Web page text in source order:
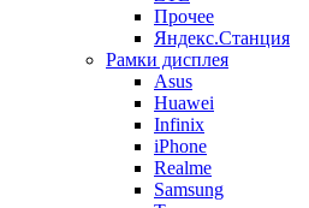
Прочее
Яндекс.Станция
Рамки дисплея
Asus
Huawei
Infinix
iPhone
Realme
Samsung